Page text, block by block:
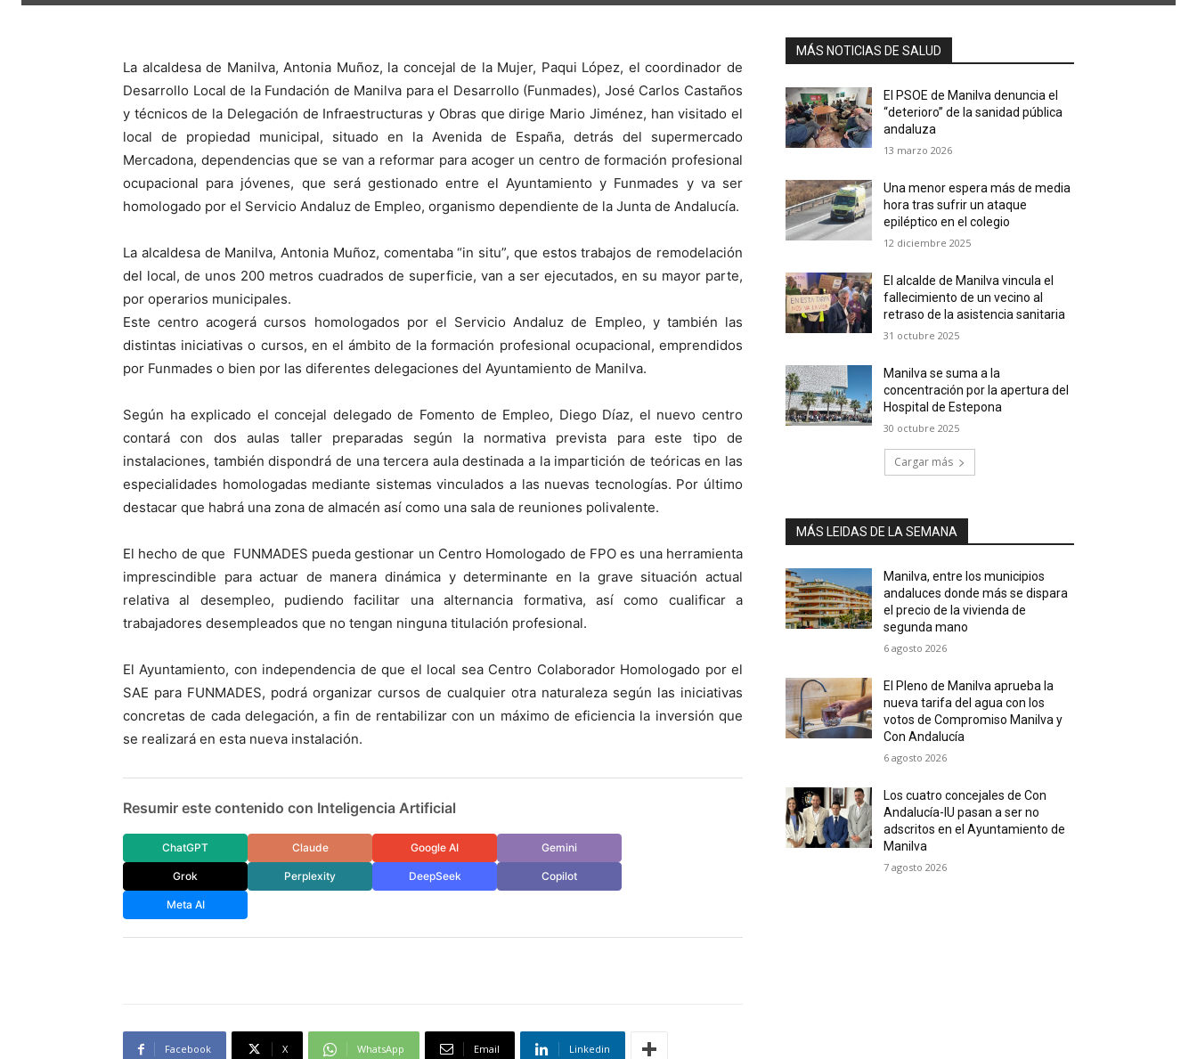
La alcaldesa de Manilva, Antonia Muñoz, la concejal de la Mujer, Paqui López, el coordinador de
Desarrollo Local de la Fundación de Manilva para el Desarrollo (Funmades), José Carlos Castaños
y técnicos de la Delegación de Infraestructuras y Obras que dirige Mario Jiménez, han visitado el
local de propiedad municipal, situado en la Avenida de España, detrás del supermercado
Mercadona, dependencias que se van a reformar para acoger un centro de formación profesional
ocupacional para jóvenes, que será gestionado entre el Ayuntamiento y Funmades y va ser
homologado por el Servicio Andaluz de Empleo, organismo dependiente de la Junta de Andalucía.
La alcaldesa de Manilva, Antonia Muñoz, comentaba “in situ”, que estos trabajos de remodelación
del local, de unos 200 metros cuadrados de superficie, van a ser ejecutados, en su mayor parte,
por operarios municipales.
Este centro acogerá cursos homologados por el Servicio Andaluz de Empleo, y también las
distintas iniciativas o cursos, en el ámbito de la formación profesional ocupacional, emprendidos
por Funmades o bien por las diferentes delegaciones del Ayuntamiento de Manilva.
Según ha explicado el concejal delegado de Fomento de Empleo, Diego Díaz, el nuevo centro
contará con dos aulas taller preparadas según la normativa prevista para este tipo de
instalaciones, también dispondrá de una tercera aula destinada a la impartición de teóricas en las
especialidades homologadas mediante sistemas vinculados a las nuevas tecnologías. Por último
destacar que habrá una zona de almacén así como una sala de reuniones polivalente.
El hecho de que FUNMADES pueda gestionar un Centro Homologado de FPO es una herramienta
imprescindible para actuar de manera dinámica y determinante en la grave situación actual
relativa al desempleo, pudiendo facilitar una alternancia formativa, así como cualificar a
trabajadores desempleados que no tengan ninguna titulación profesional.
El Ayuntamiento, con independencia de que el local sea Centro Colaborador Homologado por el
SAE para FUNMADES, podrá organizar cursos de cualquier otra naturaleza según las iniciativas
concretas de cada delegación, a fin de rentabilizar con un máximo de eficiencia la inversión que
se realizará en esta nueva instalación.
Resumir este contenido con Inteligencia Artificial
ChatGPT Claude Google AI Gemini
Grok Perplexity DeepSeek Copilot
Meta AI
Facebook X WhatsApp Email Linkedin
MÁS NOTICIAS DE SALUD
El PSOE de Manilva denuncia el
“deterioro” de la sanidad pública
andaluza
13 marzo 2026
Una menor espera más de media
hora tras sufrir un ataque
epiléptico en el colegio
12 diciembre 2025
El alcalde de Manilva vincula el
fallecimiento de un vecino al
retraso de la asistencia sanitaria
31 octubre 2025
Manilva se suma a la
concentración por la apertura del
Hospital de Estepona
30 octubre 2025
Cargar más
MÁS LEIDAS DE LA SEMANA
Manilva, entre los municipios
andaluces donde más se dispara
el precio de la vivienda de
segunda mano
6 agosto 2026
El Pleno de Manilva aprueba la
nueva tarifa del agua con los
votos de Compromiso Manilva y
Con Andalucía
6 agosto 2026
Los cuatro concejales de Con
Andalucía-IU pasan a ser no
adscritos en el Ayuntamiento de
Manilva
7 agosto 2026